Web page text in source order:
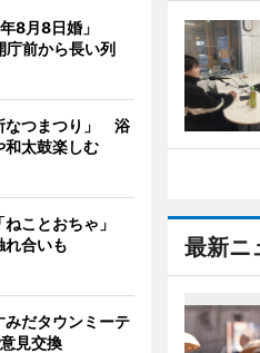
最新ニ
8月8日婚」
前から長い列
なつまつり」 浴
和太鼓楽しむ
ねことおちゃ」
れ合いも
だタウンミーテ
見交換